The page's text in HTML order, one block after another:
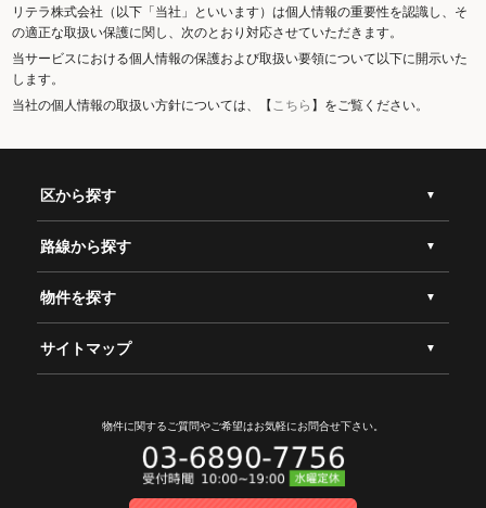
リテラ株式会社（以下「当社」といいます）は個人情報の重要性を認識し、そ
の適正な取扱い保護に関し、次のとおり対応させていただきます。
当サービスにおける個人情報の保護および取扱い要領について以下に開示いた
します。
当社の個人情報の取扱い方針については、【こちら 】をご覧ください。
区から探す
路線から探す
物件を探す
サイトマップ
物件に関するご質問やご希望はお気軽にお問合せ下さい。